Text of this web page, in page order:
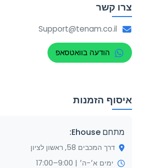
צרו קשר
Support@tenam.co.il
הודעה בוואטסאפ
איסוף הזמנות
מתחם Ehouse:
דרך המכבים 58, ראשון לציון
ימים א׳-ה׳ | 9:00–17:00